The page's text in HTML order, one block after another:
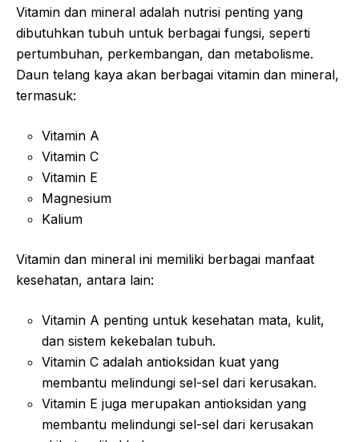
Vitamin dan mineral adalah nutrisi penting yang
dibutuhkan tubuh untuk berbagai fungsi, seperti
pertumbuhan, perkembangan, dan metabolisme.
Daun telang kaya akan berbagai vitamin dan mineral,
termasuk:
Vitamin A
Vitamin C
Vitamin E
Magnesium
Kalium
Vitamin dan mineral ini memiliki berbagai manfaat
kesehatan, antara lain:
Vitamin A penting untuk kesehatan mata, kulit,
dan sistem kekebalan tubuh.
Vitamin C adalah antioksidan kuat yang
membantu melindungi sel-sel dari kerusakan.
Vitamin E juga merupakan antioksidan yang
membantu melindungi sel-sel dari kerusakan